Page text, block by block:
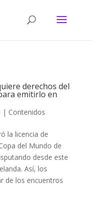
derechos del
emitirlo en
| Contenidos
la licencia de
del Mundo de
desde este
Así, los
de los encuentros